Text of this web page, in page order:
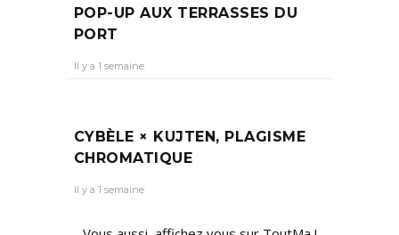
POP-UP AUX TERRASSES DU
PORT
Il y a 1 semaine
CYBÈLE × KUJTEN, PLAGISME
CHROMATIQUE
Il y a 1 semaine